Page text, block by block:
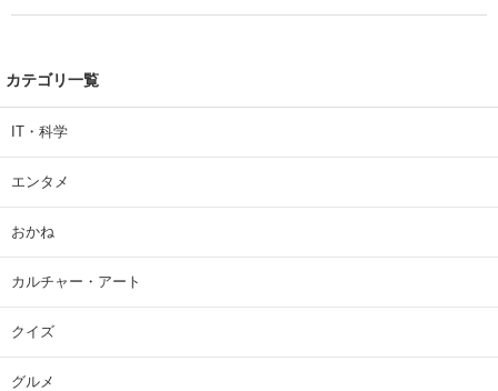
カテゴリ一覧
IT・科学
エンタメ
おかね
カルチャー・アート
クイズ
グルメ